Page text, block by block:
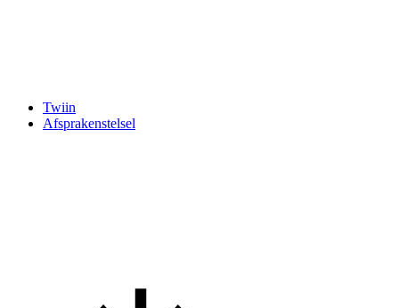
Twiin
Afsprakenstelsel